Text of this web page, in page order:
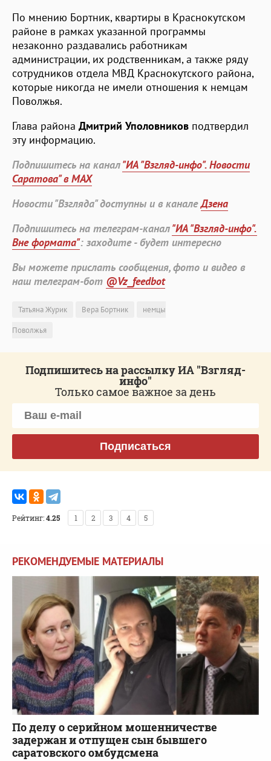
По мнению Бортник, квартиры в Краснокутском
районе в рамках указанной программы
незаконно раздавались работникам
администрации, их родственникам, а также ряду
сотрудников отдела МВД Краснокутского района,
которые никогда не имели отношения к немцам
Поволжья.
Глава района Дмитрий Уполовников подтвердил
эту информацию.
Подпишитесь на канал"ИА "Взгляд-инфо". Новости
Саратова" в MAX
Новости "Взгляда" доступны и в каналеДзена
Подпишитесь на телеграм-канал"ИА "Взгляд-инфо".
Вне формата": заходите - будет интересно
Вы можете прислать сообщения, фото и видео в
наш телеграм-бот @Vz_feedbot
Татьяна Журик Вера Бортник
немцы
Поволжья
Подпишитесь на рассылку ИА "Взгляд-
инфо"
Только самое важное за день
Подписаться
Рейтинг:4.25 1 2 3 4 5
РЕКОМЕНДУЕМЫЕ МАТЕРИАЛЫ
По делу о серийном мошенничестве
задержан и отпущен сын бывшего
саратовского омбудсмена